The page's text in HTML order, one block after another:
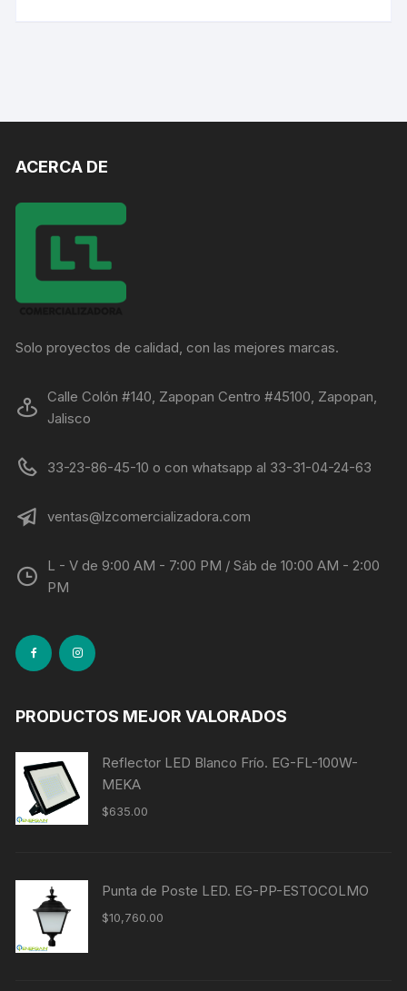
ACERCA DE
Solo proyectos de calidad, con las mejores marcas.
Calle Colón #140, Zapopan Centro #45100, Zapopan,
Jalisco
33-23-86-45-10 o con whatsapp al 33-31-04-24-63
ventas@lzcomercializadora.com
L - V de 9:00 AM - 7:00 PM / Sáb de 10:00 AM - 2:00
PM
PRODUCTOS MEJOR VALORADOS
Reflector LED Blanco Frío. EG-FL-100W-
MEKA
$635.00
Punta de Poste LED. EG-PP-ESTOCOLMO
$10,760.00